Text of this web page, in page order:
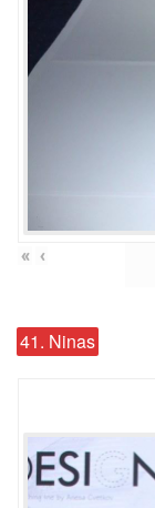
« ‹
41. Ninas